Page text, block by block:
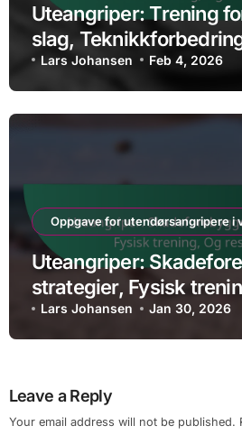
Uteangriper: Trening
slag,
kondisjonering
Lars Johansen Feb 4, 2026
Oppgave for utendørsangripere i
Uteangriper:
strategier, Fysisk
restitusjon
Lars Johansen Jan 30, 2026
Leave a Reply
Your email address will not be published.